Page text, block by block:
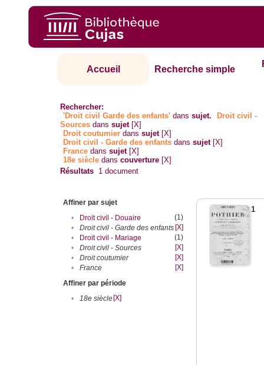
Accueil Recherche simple
Rechercher:
'Droit civil Garde des enfants' danssujet.
Droit civil -
Sources danssujet [X]
Droit coutumier danssujet [X]
Droit civil - Garde des enfants danssujet [X]
France danssujet [X]
18e siècle danscouverture [X]
Résultats 1 document
Affiner par sujet
•
Droit civil - Douaire
(1)
•
Droit civil - Garde des enfants [X]
•
Droit civil - Mariage
(1)
•
Droit civil - Sources
[X]
•
Droit coutumier
[X]
•
France
[X]
Affiner par période
•
18e siècle[X]
1